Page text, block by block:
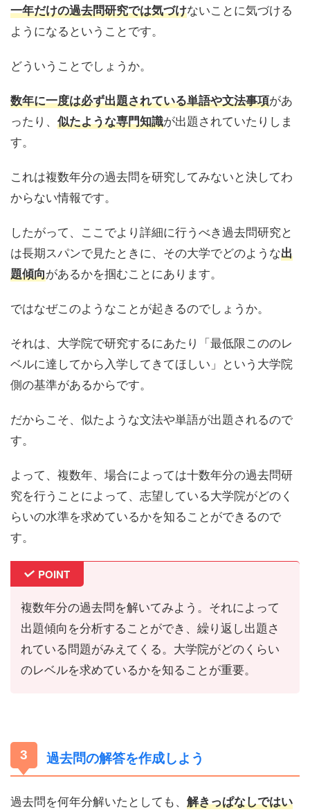
一年だけの過去問研究では気づけないことに気づける
ようになるということです。
どういうことでしょうか。
数年に一度は必ず出題されている単語や文法事項があ
ったり、 似たような専門知識が出題されていたりしま
す。
これは複数年分の過去問を研究してみないと決してわ
からない情報です。
したがって、ここでより詳細に行うべき過去問研究と
は長期スパンで見たときに、その大学でどのような出
題傾向があるかを掴むことにあります。
ではなぜこのようなことが起きるのでしょうか。
それは、大学院で研究するにあたり「最低限こののレ
ベルに達してから入学してきてほしい 」という大学院
側の基準があるからです。
だからこそ、似たような文法や単語が出題されるので
す。
よって、複数年、場合によっては十数年分の過去問研
究を行うことによって、志望している大学院がどのく
らいの水準を求めているかを知ることができるので
す。
POINT
複数年分の過去問を解いてみよう。それによって
出題傾向を分析することができ、繰り返し出題さ
れている問題がみえてくる。大学院がどのくらい
のレベルを求めているかを知ることが重要。
過去問の解答を作成しよう
過去問を何年分解いたとしても、 解きっぱなしではい